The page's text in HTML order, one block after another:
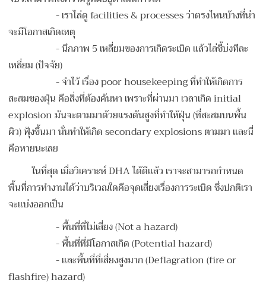
- เราไล่ดู facilities & processes ว่าตรงไหนบ้างที่น่า
จะมีโอกาสเกิดเหตุ
- นึกภาพ 5 เหลี่ยมของการเกิดระเบิด แล้วไล่ชี้บ่งทีละ
เหลี่ยม (ปัจจัย)
- จำไว้ เรื่อง poor housekeeping ที่ทำให้เกิดการ
สะสมของฝุ่น คือสิ่งที่ต้องค้นหา เพราะที่ผ่านมา เวลาเกิด initial
explosion มันจะตามมาด้วยแรงดันสูงที่ทำให้ฝุ่น (ที่สะสมบนพื้น
ผิว) ฟุ้งขึ้นมา นั่นทำให้เกิด secondary explosions ตามมา และนี่
คือหายนะเลย
ในที่สุด เมื่อวิเคราะห์ DHA ได้ดีแล้ว เราจะสามารถกำหนด
พื้นที่การทำงานได้ว่าบริเวณใดคือจุดเสี่ยงเรื่องการระเบิด ซึ่งปกติเรา
จะแบ่งออกเป็น
- พื้นที่ที่ไม่เสี่ยง (Not a hazard)
- พื้นที่ที่มีโอกาสเกิด (Potential hazard)
- และพื้นที่ที่เสี่ยงสูงมาก (Deflagration (fire or
flashfire) hazard)